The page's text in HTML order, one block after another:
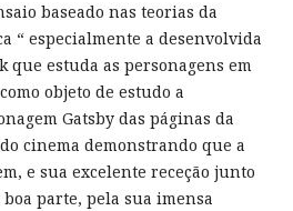
baseado nas teorias da
“ especialmente a desenvolvida
estuda as personagens em
objeto de estudo a
Gatsby das páginas da
cinema demonstrando que a
e sua excelente receção junto
parte, pela sua imensa